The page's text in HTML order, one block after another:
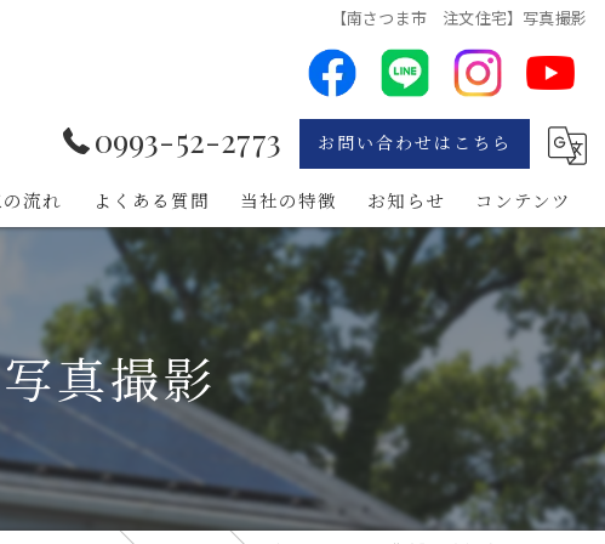
【南さつま市 注文住宅】写真撮影
0993-52-2773 お問い合わせはこちら
流れ よくある質問 当社の特徴
リフォーム
無垢材
南九州市の注文住宅
鹿児島市の注文住宅
枕崎市の注文住宅
お知らせ コンテンツ
真撮影